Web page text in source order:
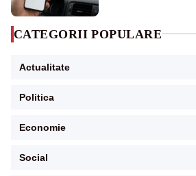
CATEGORII POPULARE
Actualitate
Politica
Economie
Social